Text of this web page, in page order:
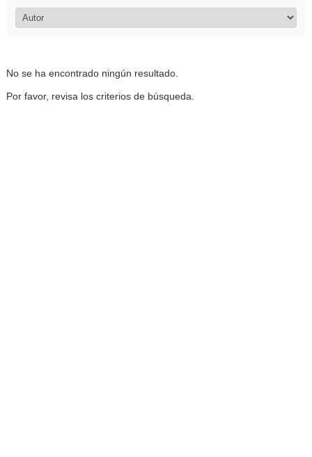
No se ha encontrado ningún resultado.
Por favor, revisa los criterios de búsqueda.